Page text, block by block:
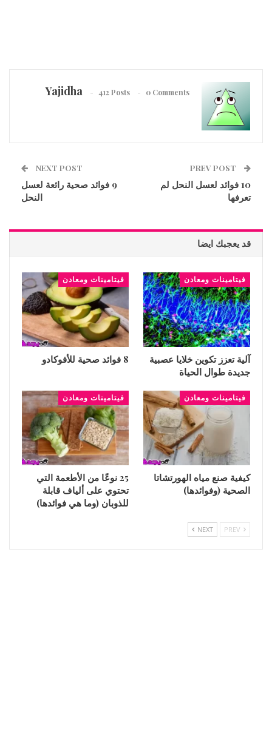
Yajidha 412 Posts 0 Comments
10 فوائد لعسل النحل لم
تعرفها
NEXT POST
9 فوائد صحية رائعة لعسل
النحل
قد يعجبك ايضا
فيتامينات ومعادن
آلية تعزز تكوين خلايا عصبية
جديدة طوال الحياة
فيتامينات ومعادن
8 فوائد صحية للأفوكادو
فيتامينات ومعادن
كيفية صنع مياه الهورتشاتا
الصحية (وفوائدها)
فيتامينات ومعادن
25 نوعًا من الأطعمة التي
تحتوي على ألياف قابلة
للذوبان (وما هي فوائدها)
NEXT